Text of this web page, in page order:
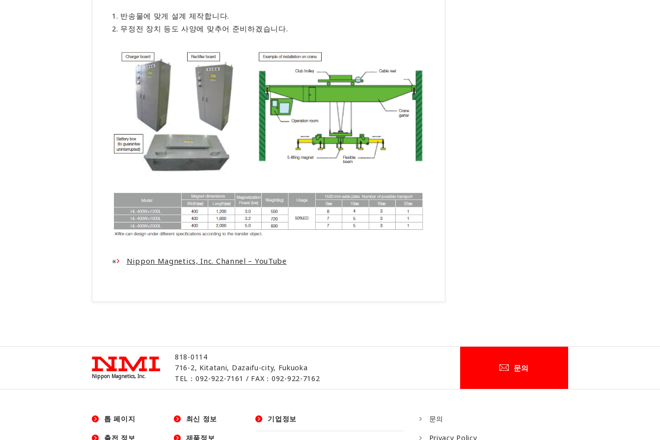
1. 반송물에 맞게 설계 제작합니다.
2. 무정전 장치 등도 사양에 맞추어 준비하겠습니다.
※ Nippon Magnetics, Inc. Channel – YouTube
Nippon Magnetics, Inc.
818-0114
716-2, Kitatani, Dazaifu-city, Fukuoka
TEL：092-922-7161 / FAX：092-922-7162
문의
톱 페이지
출전 정보
최신 정보
제품정보
기업정보 문의
Privacy Policy